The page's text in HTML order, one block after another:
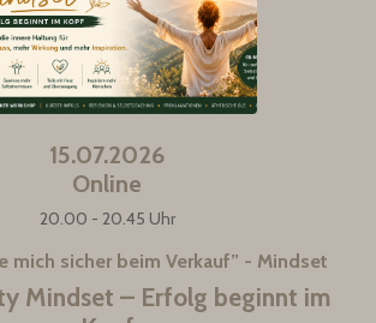
15.07.2026
Online
20.00 - 20.45 Uhr
mich sicher beim Verkauf” - Mindset
Mindset – Erfolg beginnt im